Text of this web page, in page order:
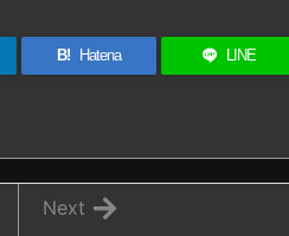
B! Hatena LINE
Next